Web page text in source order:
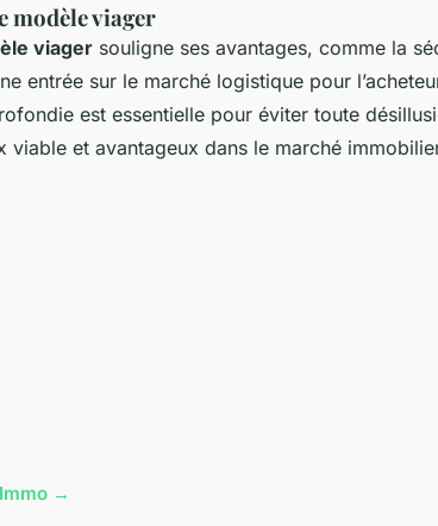
modèle viager
viager souligne ses avantages, comme la
entrée sur le marché logistique pour
est essentielle pour éviter toute
viable et avantageux dans le marché
→